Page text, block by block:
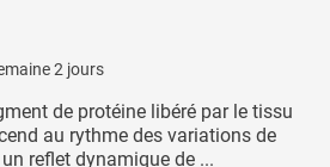
2 jours
de protéine libéré par le tissu
au rythme des variations de
reflet dynamique de ...